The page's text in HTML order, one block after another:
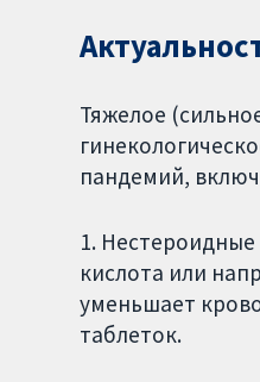
Тяжелое
пандемий,
1.
кислота или
уменьшает
таблеток.